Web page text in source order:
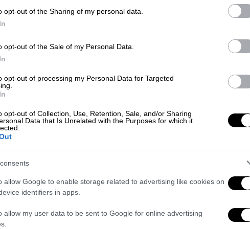
opt-out of the Sharing of my personal data.
opt-out of the Sale of my Personal Data.
opt-out of processing my Personal Data for Targeted
opt-out of Collection, Use, Retention, Sale, and/or Sharing
Data that Is Unrelated with the Purposes for which it
allow Google to enable storage related to advertising like cookies on
identifiers in apps.
allow my user data to be sent to Google for online advertising
βρίσκονται πλέον ανάμεσά μας
Πολιτική|15.06.2025 10:55
Απαιτείται αυτοσυγκράτηση
πρωθυπουργού
Εβδομαδιαία ανασκόπηση